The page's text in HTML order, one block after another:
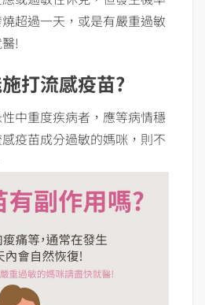
超過一天，或是有嚴重過敏
!
打流感疫苗?
中重度疾病者，應等病情穩
疫苗成分過敏的媽咪，則不